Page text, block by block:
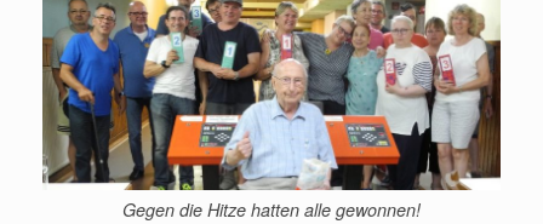
Gegen die Hitze hatten alle gewonnen!